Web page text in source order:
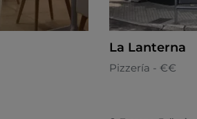
La Lanterna
Pizzería - €€